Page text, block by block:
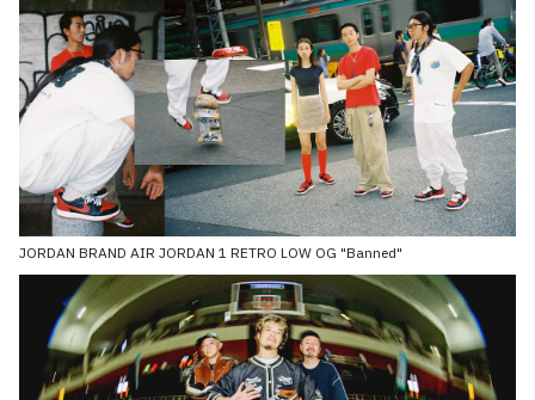
JORDAN BRAND AIR JORDAN 1 RETRO LOW OG "Banned"